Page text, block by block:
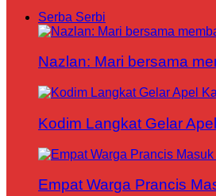
Serba Serbi
Nazlan: Mari bersama
Kodim Langkat Gelar
Empat Warga Prancis